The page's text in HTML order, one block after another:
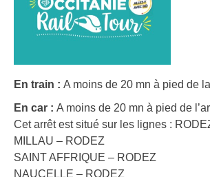
En train : A moins de 20 mn à pied de
En car : A moins de 20 mn à pied de
Cet arrêt est situé sur les lignes :
MILLAU – RODEZ
SAINT AFFRIQUE – RODEZ
NAUCELLE – RODEZ